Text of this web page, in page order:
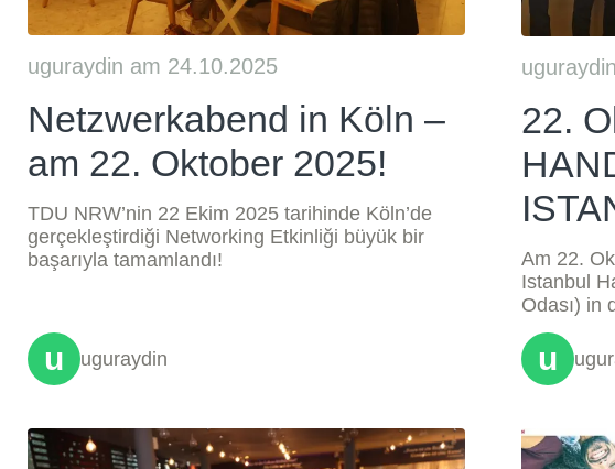
uguraydin am 24.10.2025
Netzwerkabend in Köln –
am 22. Oktober 2025!
TDU NRW’nin 22 Ekim 2025 tarihinde Köln’de
gerçekleştirdiği Networking Etkinliği büyük bir
başarıyla tamamlandı!
u uguraydin
22.
Am 22.
Istanbul
Odası) in
u